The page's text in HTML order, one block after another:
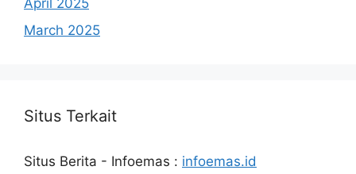
April 2025
March 2025
Situs Terkait
Situs Berita - Infoemas : infoemas.id